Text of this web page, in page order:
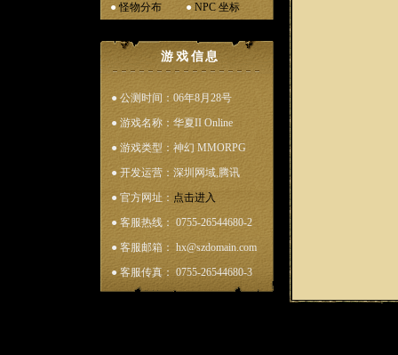
● 怪物分布 ● NPC 坐标
游戏信息
● 公测时间：06年8月28号
● 游戏名称：华夏II Online
● 游戏类型：神幻 MMORPG
● 开发运营：深圳网域,腾讯
● 官方网址： 点击进入
● 客服热线： 0755-26544680-2
● 客服邮箱： hx@szdomain.com
● 客服传真： 0755-26544680-3